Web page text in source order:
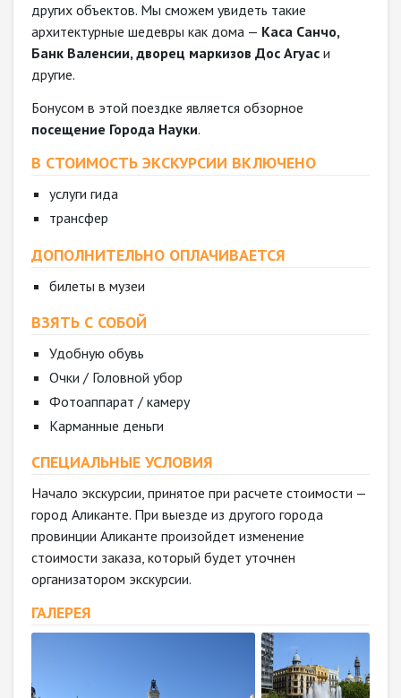
других объектов. Мы сможем увидеть такие
архитектурные шедевры как дома — Каса Санчо,
Банк Валенсии, дворец маркизов Дос Агуас и
другие.
Бонусом в этой поездке является обзорное
посещение Города Науки.
В СТОИМОСТЬ ЭКСКУРСИИ ВКЛЮЧЕНО
услуги гида
трансфер
ДОПОЛНИТЕЛЬНО ОПЛАЧИВАЕТСЯ
билеты в музеи
ВЗЯТЬ С СОБОЙ
Удобную обувь
Очки / Головной убор
Фотоаппарат / камеру
Карманные деньги
СПЕЦИАЛЬНЫЕ УСЛОВИЯ
Начало экскурсии, принятое при расчете стоимости —
город Аликанте. При выезде из другого города
провинции Аликанте произойдет изменение
стоимости заказа, который будет уточнен
организатором экскурсии.
ГАЛЕРЕЯ